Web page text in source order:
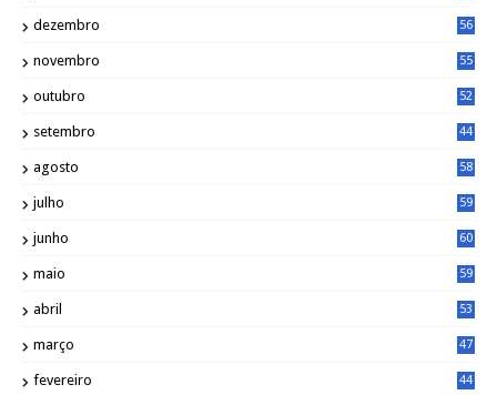
dezembro 56
novembro 55
outubro 52
setembro 44
agosto 58
julho 59
junho 60
maio 59
abril 53
março 47
fevereiro 44